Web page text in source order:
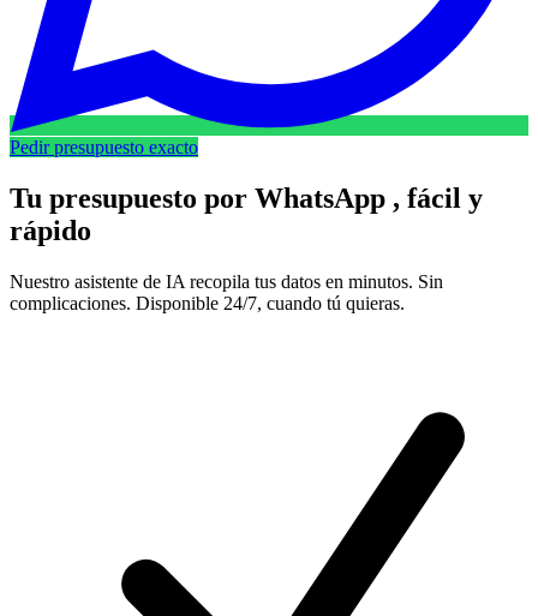
Pedir presupuesto exacto
Tu presupuesto por WhatsApp , fácil y
rápido
Nuestro asistente de IA recopila tus datos en minutos. Sin
complicaciones. Disponible 24/7, cuando tú quieras.